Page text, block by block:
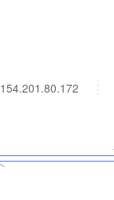
154.201.80.172